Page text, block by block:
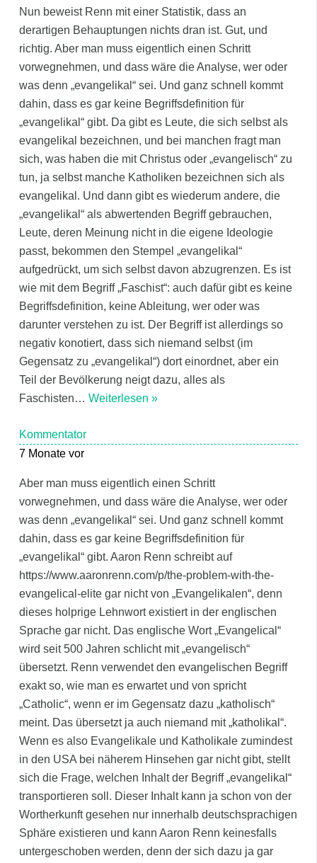
Nun beweist Renn mit einer Statistik, dass an
derartigen Behauptungen nichts dran ist. Gut, und
richtig. Aber man muss eigentlich einen Schritt
vorwegnehmen, und dass wäre die Analyse, wer oder
was denn „evangelikal“ sei. Und ganz schnell kommt
dahin, dass es gar keine Begriffsdefinition für
„evangelikal“ gibt. Da gibt es Leute, die sich selbst als
evangelikal bezeichnen, und bei manchen fragt man
sich, was haben die mit Christus oder „evangelisch“ zu
tun, ja selbst manche Katholiken bezeichnen sich als
evangelikal. Und dann gibt es wiederum andere, die
„evangelikal“ als abwertenden Begriff gebrauchen,
Leute, deren Meinung nicht in die eigene Ideologie
passt, bekommen den Stempel „evangelikal“
aufgedrückt, um sich selbst davon abzugrenzen. Es ist
wie mit dem Begriff „Faschist“: auch dafür gibt es keine
Begriffsdefinition, keine Ableitung, wer oder was
darunter verstehen zu ist. Der Begriff ist allerdings so
negativ konotiert, dass sich niemand selbst (im
Gegensatz zu „evangelikal“) dort einordnet, aber ein
Teil der Bevölkerung neigt dazu, alles als
Faschisten… Weiterlesen »
Kommentator
7 Monate vor
Aber man muss eigentlich einen Schritt
vorwegnehmen, und dass wäre die Analyse, wer oder
was denn „evangelikal“ sei. Und ganz schnell kommt
dahin, dass es gar keine Begriffsdefinition für
„evangelikal“ gibt. Aaron Renn schreibt auf
https://www.aaronrenn.com/p/the-problem-with-the-
evangelical-elite gar nicht von „Evangelikalen“, denn
dieses holprige Lehnwort existiert in der englischen
Sprache gar nicht. Das englische Wort „Evangelical“
wird seit 500 Jahren schlicht mit „evangelisch“
übersetzt. Renn verwendet den evangelischen Begriff
exakt so, wie man es erwartet und von spricht
„Catholic“, wenn er im Gegensatz dazu „katholisch“
meint. Das übersetzt ja auch niemand mit „katholikal“.
Wenn es also Evangelikale und Katholikale zumindest
in den USA bei näherem Hinsehen gar nicht gibt, stellt
sich die Frage, welchen Inhalt der Begriff „evangelikal“
transportieren soll. Dieser Inhalt kann ja schon von der
Wortherkunft gesehen nur innerhalb deutschsprachigen
Sphäre existieren und kann Aaron Renn keinesfalls
untergeschoben werden, denn der sich dazu ja gar